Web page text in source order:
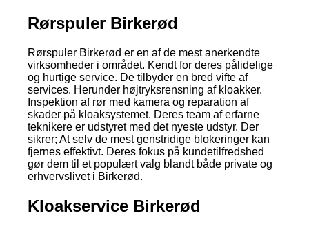
Rørspuler Birkerød
Rørspuler Birkerød er en af de mest anerkendte
virksomheder i området. Kendt for deres pålidelige
og hurtige service. De tilbyder en bred vifte af
services. Herunder højtryksrensning af kloakker.
Inspektion af rør med kamera og reparation af
skader på kloaksystemet. Deres team af erfarne
teknikere er udstyret med det nyeste udstyr. Der
sikrer; At selv de mest genstridige blokeringer kan
fjernes effektivt. Deres fokus på kundetilfredshed
gør dem til et populært valg blandt både private og
erhvervslivet i Birkerød.
Kloakservice Birkerød